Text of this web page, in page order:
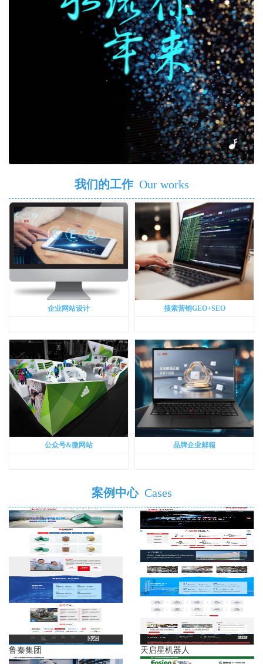
我们的工作 Our works
企业网站设计 搜索营销GEO+SEO
公众号&微网站 品牌企业邮箱
案例中心 Cases
鲁秦集团 天启星机器人